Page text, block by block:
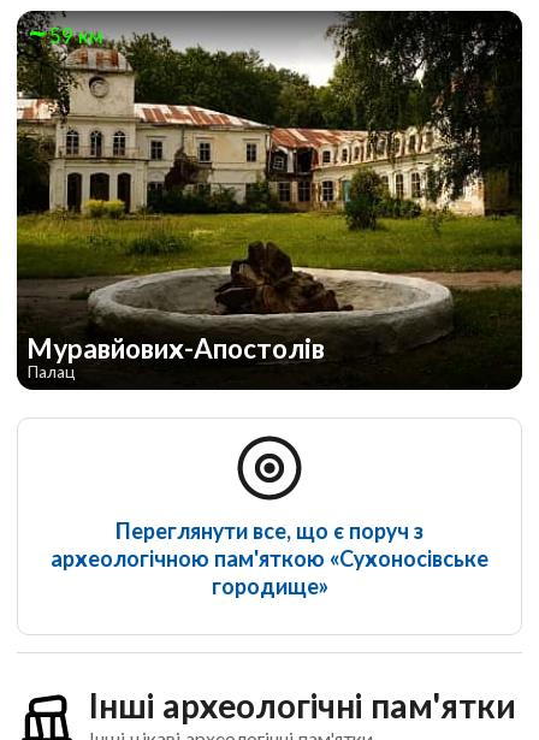
59 км
Муравйових-Апостолів
Палац
Переглянути все, що є поруч з
археологічною пам'яткою «Сухоносівське
городище»
Інші археологічні пам'ятки